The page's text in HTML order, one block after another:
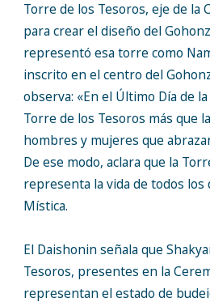
Torre de los Tesoros, eje de la
para crear el diseño del
representó esa torre como
inscrito en el centro del
observa: «En el Último Día de
Torre de los Tesoros más que
hombres y mujeres que
De ese modo, aclara que la
representa la vida de todos los
Mística.
El Daishonin señala que
Tesoros, presentes en la
representan el estado de